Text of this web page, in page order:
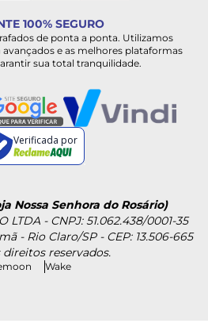
100% SEGURO
de ponta a ponta. Utilizamos
e as melhores plataformas
sua total tranquilidade.
Verificada por
Nossa Senhora do Rosário)
LTDA - CNPJ: 51.062.438/0001-35
- Rio Claro/SP - CEP: 13.506-665
direitos reservados.
Wake